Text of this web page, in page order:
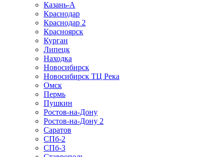
Казань-А
Краснодар
Краснодар 2
Красноярск
Курган
Липецк
Находка
Новосибирск
Новосибирск ТЦ Река
Омск
Пермь
Пушкин
Ростов-на-Дону
Ростов-на-Дону 2
Саратов
СПб-2
СПб-3